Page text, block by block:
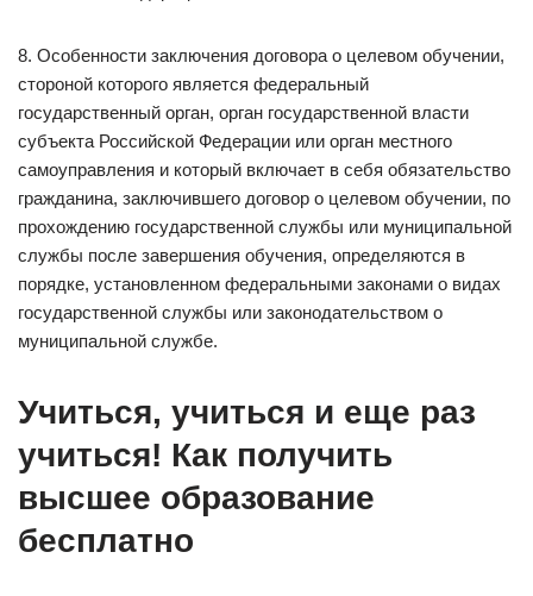
8. Особенности заключения договора о целевом обучении,
стороной которого является федеральный
государственный орган, орган государственной власти
субъекта Российской Федерации или орган местного
самоуправления и который включает в себя обязательство
гражданина, заключившего договор о целевом обучении, по
прохождению государственной службы или муниципальной
службы после завершения обучения, определяются в
порядке, установленном федеральными законами о видах
государственной службы или законодательством о
муниципальной службе.
Учиться, учиться и еще раз
учиться! Как получить
высшее образование
бесплатно